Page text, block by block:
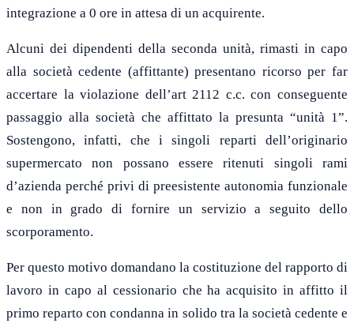
integrazione a 0 ore in attesa di un acquirente.
Alcuni dei dipendenti della seconda unità, rimasti in capo
alla società cedente (affittante) presentano ricorso per far
accertare la violazione dell’art 2112 c.c. con conseguente
passaggio alla società che affittato la presunta “unità 1”.
Sostengono, infatti, che i singoli reparti dell’originario
supermercato non possano essere ritenuti singoli rami
d’azienda perché privi di preesistente autonomia funzionale
e non in grado di fornire un servizio a seguito dello
scorporamento.
Per questo motivo domandano la costituzione del rapporto di
lavoro in capo al cessionario che ha acquisito in affitto il
primo reparto con condanna in solido tra la società cedente e